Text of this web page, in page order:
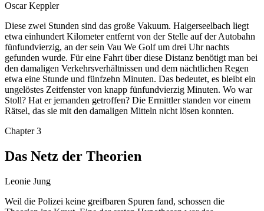
Oscar Keppler
Diese zwei Stunden sind das große Vakuum. Haigerseelbach liegt
etwa einhundert Kilometer entfernt von der Stelle auf der Autobahn
fünfundvierzig, an der sein Vau We Golf um drei Uhr nachts
gefunden wurde. Für eine Fahrt über diese Distanz benötigt man bei
den damaligen Verkehrsverhältnissen und dem nächtlichen Regen
etwa eine Stunde und fünfzehn Minuten. Das bedeutet, es bleibt ein
ungelöstes Zeitfenster von knapp fünfundvierzig Minuten. Wo war
Stoll? Hat er jemanden getroffen? Die Ermittler standen vor einem
Rätsel, das sie mit den damaligen Mitteln nicht lösen konnten.
Chapter3
Das Netz der Theorien
Leonie Jung
Weil die Polizei keine greifbaren Spuren fand, schossen die